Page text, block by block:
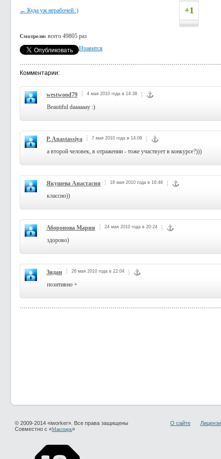
← Куда уж нерабочей :) +1
Смотрели: всего 49805 раз
Нравится
Комментарии:
westwood79 4 мая 2010 года в 14:38
Beautiful daaaaaay :)
P. Anastassiya 7 мая 2010 года в 14:08
а второй человек, в отражении - тоже участвует в конкурсе?)))
Якушева Анастасия 18 мая 2010 года в 16:48
классно))
Аборонова Мария 24 мая 2010 года в 20:24
здорово)
Зидан 26 мая 2010 года в 22:04
позитивно +
© 2009-2014 «iworker». Все права защищены
Совместно с «Макспарк»
О сайте